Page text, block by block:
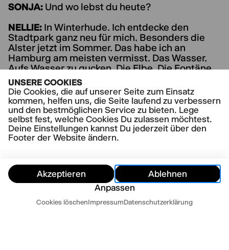
UNSERE COOKIES
Die Cookies, die auf unserer Seite zum Einsatz
kommen, helfen uns, die Seite laufend zu verbessern
und den bestmöglichen Service zu bieten. Lege
selbst fest, welche Cookies Du zulassen möchtest.
Deine Einstellungen kannst Du jederzeit über den
Footer der Website ändern.
Akzeptieren
Ablehnen
Anpassen
Cookies löschenImpressumDatenschutzerklärung
Termine
SONJA: Und wo lebst du heute?
NELLIE: In Winterhude. Ich entdecke den
Stadtpark ganz neu für mich. Besonders die
Alster jetzt im Sommer. Das habe ich an
Hamburg am meisten vermisst. Das Wasser.
Aufs Wasser zu gucken. Die Elbe. Die Fontäne
auf der Binnenalster und ehrlich gesagt auch
den Regen der aus den dunklen Wolken
pladdert.